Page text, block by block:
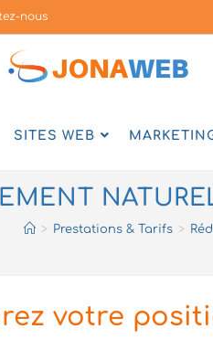
nous
SITES WEB
> Prestations & Tarifs >
votre